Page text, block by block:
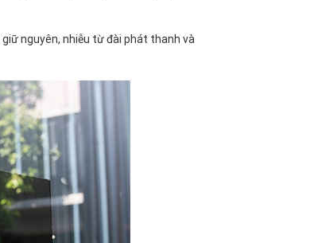
nguyên, nhiễu từ đài phát thanh và